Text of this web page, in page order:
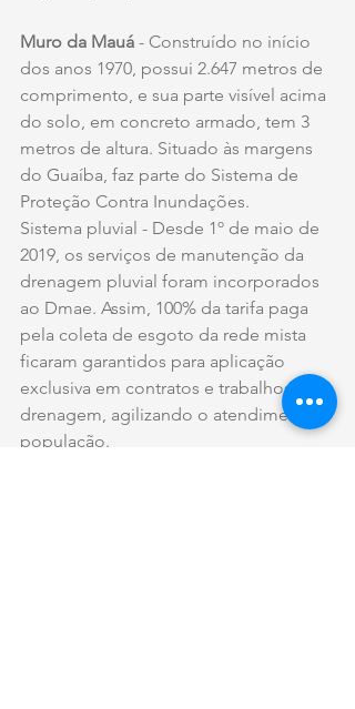
Muro da Mauá - Construído no início
dos anos 1970, possui 2.647 metros de
comprimento, e sua parte visível acima
do solo, em concreto armado, tem 3
metros de altura. Situado às margens
do Guaíba, faz parte do Sistema de
Proteção Contra Inundações.
Sistema pluvial - Desde 1º de maio de
2019, os serviços de manutenção da
drenagem pluvial foram incorporados
ao Dmae. Assim, 100% da tarifa paga
pela coleta de esgoto da rede mista
ficaram garantidos para aplicação
exclusiva em contratos e trabalhos de
drenagem, agilizando o atendimento à
população.